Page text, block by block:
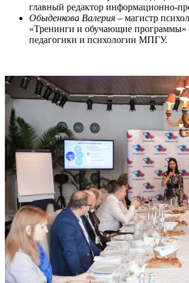
главный редактор информационно-
Обыденкова Валерия – магистр
«Тренинги и обучающие программы»
педагогики и психологии МПГУ.